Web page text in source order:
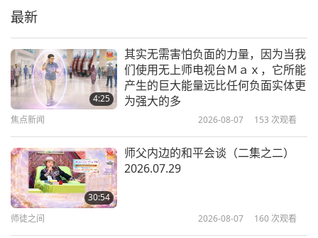
师父取出一个回纹针似的法器，把尖端变得很尖。
「咻！」一下钻了进去，很快地绕了一圈，把钢门切
开了。一切开，就从洞里冲出非常污秽的毒气！等冒
得差不多后，往下一看，里面有地道。很多蛊虫爬在
地道的四周，有无数像电影《神鬼传奇》里面墓地里
藏着的那种毒恶的黑甲蛊虫。
师父拿出一个像玻璃罐的法器，把黑甲虫引到远处。
他们就如同一条黑色的巨河般，往外飕飕地爬着…我
们光是等这些甲虫大军爬出地洞，就等了挺久。
甲虫大军真令人毛骨悚然！假如让它钻进身体里，会
颂扬地球上的神木（二集之一）
庆祝锡克教新年「拜沙基节」
最新
4:25
其实无需害怕负面的力量，因为当我
们使用无上师电视台Ｍａｘ，它所能
产生的巨大能量远比任何负面实体更
为强大的多
焦点新闻 2026-08-07 153 次观看
30:54
师父内边的和平会谈（二集之二）
2026.07.29
师徒之间 2026-08-07 160 次观看